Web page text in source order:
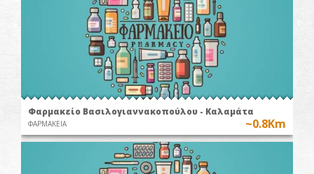
Φαρμακείο Βασιλογιαννακοπούλου - Καλαμάτα
ΦΑΡΜΑΚΕΙΑ ~0.8Km